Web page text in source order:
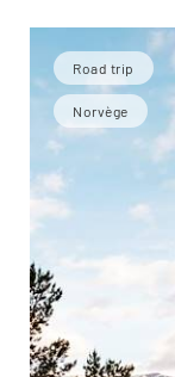
Road trip
Norvège